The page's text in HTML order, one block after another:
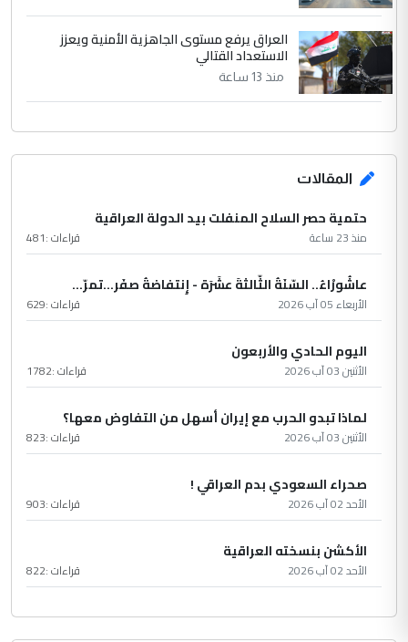
العراق يرفع مستوى الجاهزية الأمنية ويعزز
الاستعداد القتالي
منذ 13 ساعة
المقالات
حتمية حصر السلاح المنفلت بيد الدولة العراقية
منذ 23 ساعة قراءات :481
عاشُورْاءُ.. السّنَةُ الثّالثةَ عشَرَة - إِنتفاضةُ صفَر…تمرّ...
الأربعاء 05 آب 2026 قراءات :629
اليوم الحادي والأربعون
الأثنين 03 آب 2026 قراءات :1782
لماذا تبدو الحرب مع إيران أسهل من التفاوض معها؟
الأثنين 03 آب 2026 قراءات :823
صحراء السعودي بدم العراقي !
الأحد 02 آب 2026 قراءات :903
الأكشن بنسخته العراقية
الأحد 02 آب 2026 قراءات :822